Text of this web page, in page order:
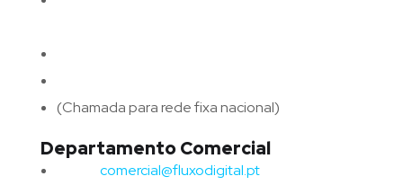
(Chamada para rede fixa nacional)
Departamento Comercial
comercial@fluxodigital.pt